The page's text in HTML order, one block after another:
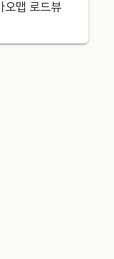
오맵 로드뷰